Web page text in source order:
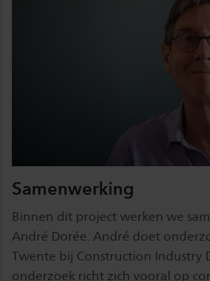
Samenwerking
Binnen dit project werken we
André Dorée. André doet
Twente bij Construction Industry
onderzoek richt zich vooral op